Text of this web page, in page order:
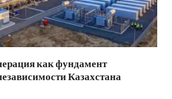
как фундамент
Казахстана